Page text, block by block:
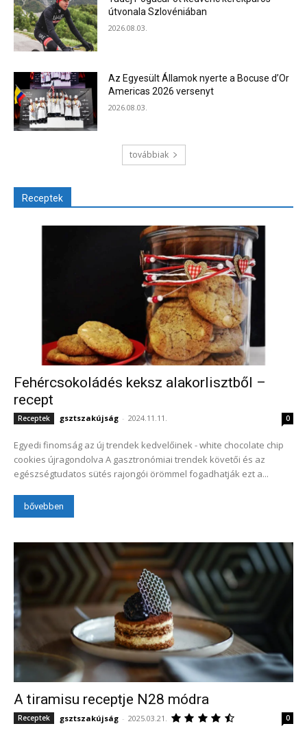
útvonala Szlovéniában
2026.08.03.
Az Egyesült Államok nyerte a Bocuse d’Or
Americas 2026 versenyt
2026.08.03.
továbbiak
Receptek
Fehércsokoládés keksz alakorlisztből –
recept
Receptek gsztszakújság - 2024.11.11. 0
Egyedi finomság az új trendek kedvelőinek - white chocolate chip
cookies újragondolva A gasztronómiai trendek követői és az
egészségtudatos sütés rajongói örömmel fogadhatják ezt a...
bővebben
A tiramisu receptje N28 módra
Receptek gsztszakújság - 2025.03.21. 0